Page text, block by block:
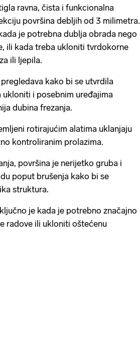
ravna, čista i funkcionalna
površina debljih od 3 milimetra.
je potrebna dublja obrada nego
ili kada treba ukloniti tvrdokorne
ili ljepila.
pregledava kako bi se utvrdila
i posebnim uređajima
dubina frezanja.
rotirajućim alatima uklanjaju
kontroliranim prolazima.
površina je nerijetko gruba i
poput brušenja kako bi se
struktura.
je kada je potrebno značajno
radove ili ukloniti oštećenu